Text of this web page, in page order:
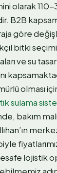
olarak 110-
B2B
göre
bitki
ve su
olması
sulama
bakım
lojistik